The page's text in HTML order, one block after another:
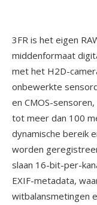
3FR is het eigen
middenformaat
met het H2D-
onbewerkte
en CMOS-
tot meer dan 100
dynamische bereik
worden
slaan 16-bit-per-
EXIF-metadata,
witbalansmetingen